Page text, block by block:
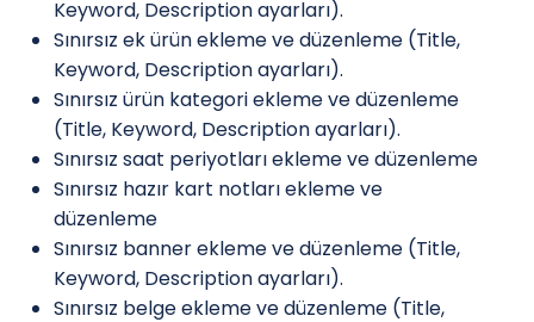
Keyword, Description ayarları).
Sınırsız ek ürün ekleme ve düzenleme (Title,
Keyword, Description ayarları).
Sınırsız ürün kategori ekleme ve düzenleme
(Title, Keyword, Description ayarları).
Sınırsız saat periyotları ekleme ve düzenleme
Sınırsız hazır kart notları ekleme ve
düzenleme
Sınırsız banner ekleme ve düzenleme (Title,
Keyword, Description ayarları).
Sınırsız belge ekleme ve düzenleme (Title,